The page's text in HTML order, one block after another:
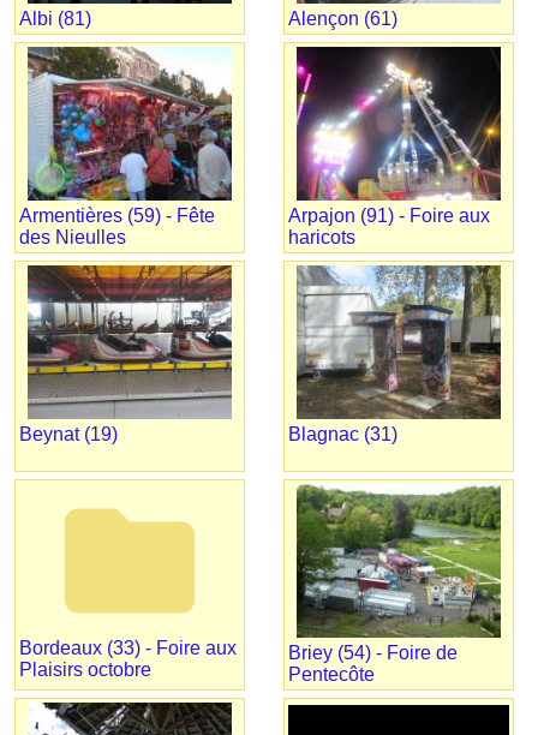
Albi (81) Alençon (61)
Armentières (59) - Fête
des Nieulles
Arpajon (91) - Foire aux
haricots
Beynat (19) Blagnac (31)
folder
Bordeaux (33) - Foire aux
Plaisirs octobre
Briey (54) - Foire de
Pentecôte